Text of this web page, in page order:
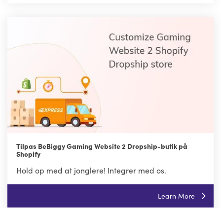
Tilpas BeBiggy Gaming Website 2 Dropship-butik på
Shopify
Hold op med at jonglere! Integrer med os.
Learn More